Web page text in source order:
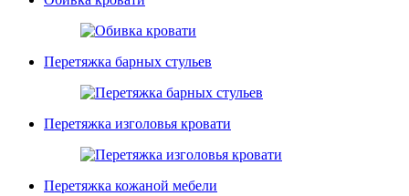
Перетяжка барных стульев
Перетяжка изголовья кровати
Перетяжка кожаной мебели